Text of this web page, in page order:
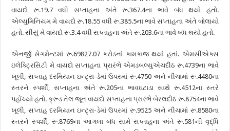
વાયદો રૂ.19.7 વધી સપ્તાહના અંતે રૂ.367.4ના ભાવે બંધ થયો હતો.
એલ્યુમિનિયમ મે વાયદો રૂ.18.55 વધી રૂ.385.5ના ભાવે સપ્તાહના અંતે બોલાયો
હતો. સીસું મે વાયદો રૂ.3.4 વધી સપ્તાહના અંતે રૂ.203.6ના ભાવે બંધ થયો હતો.
એનર્જી સેગમેન્ટમાં રૂ.69827.07 કરોડનાં કામકાજ થયાં હતાં. એમસીએક્સ
ઇલેક્ટ્રિસિટી મે વાયદો સપ્તાહના પ્રારંભે એમડબલ્યુએચદીઠ રૂ.4739ના ભાવે
ખૂલી, સપ્તાહ દરમિયાન ઇન્ટ્રા-ડેમાં ઉપરમાં રૂ.4750 અને નીચામાં રૂ.4480ના
સ્તરને સ્પર્શી, સપ્તાહના અંતે રૂ.205ના ભાવઘટાડા સાથે રૂ.4512ના સ્તરે
પહોંચ્યો હતો. ક્રૂડ તેલ જૂન વાયદો સપ્તાહના પ્રારંભે બેરલદીઠ રૂ.8754ના ભાવે
ખૂલી, સપ્તાહ દરમિયાન ઇન્ટ્રા-ડેમાં ઉપરમાં રૂ.9525 અને નીચામાં રૂ.8580ના
સ્તરને સ્પર્શી, રૂ.8769ના આગલા બંધ સામે સપ્તાહના અંતે રૂ.581ની વૃદ્ધિ